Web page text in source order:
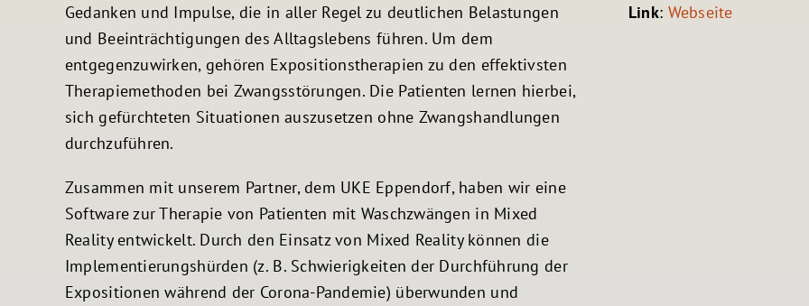
Gedanken und Impulse, die in aller Regel zu deutlichen Belastungen
und Beeinträchtigungen des Alltagslebens führen. Um dem
entgegenzuwirken, gehören Expositionstherapien zu den effektivsten
Therapiemethoden bei Zwangsstörungen. Die Patienten lernen hierbei,
sich gefürchteten Situationen auszusetzen ohne Zwangshandlungen
durchzuführen.
Zusammen mit unserem Partner, dem UKE Eppendorf, haben wir eine
Software zur Therapie von Patienten mit Waschzwängen in Mixed
Reality entwickelt. Durch den Einsatz von Mixed Reality können die
Implementierungshürden (z. B. Schwierigkeiten der Durchführung der
Expositionen während der Corona-Pandemie) überwunden und
Link: Webseite